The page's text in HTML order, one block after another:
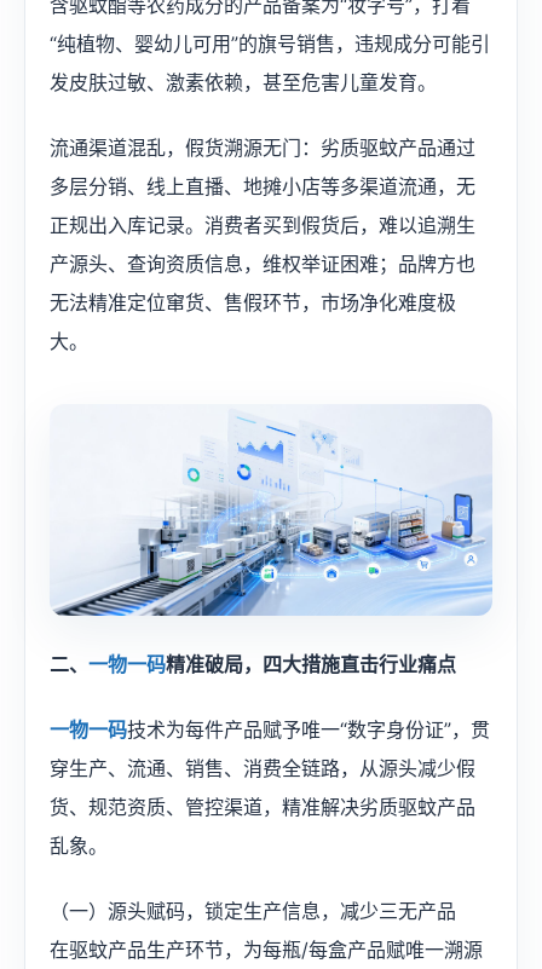
“纯植物、婴幼儿可用”的旗号销售，违规成分可能引
发皮肤过敏、激素依赖，甚至危害儿童发育。
流通渠道混乱，假货溯源无门：劣质驱蚊产品通过
多层分销、线上直播、地摊小店等多渠道流通，无
正规出入库记录。消费者买到假货后，难以追溯生
产源头、查询资质信息，维权举证困难；品牌方也
无法精准定位窜货、售假环节，市场净化难度极
大。
二、 一物一码精准破局，四大措施直击行业痛点
一物一码技术为每件产品赋予唯一“数字身份证”，贯
穿生产、流通、销售、消费全链路，从源头减少假
货、规范资质、管控渠道，精准解决劣质驱蚊产品
乱象。
（一）源头赋码，锁定生产信息，减少三无产品
在驱蚊产品生产环节，为每瓶/每盒产品赋唯一溯源